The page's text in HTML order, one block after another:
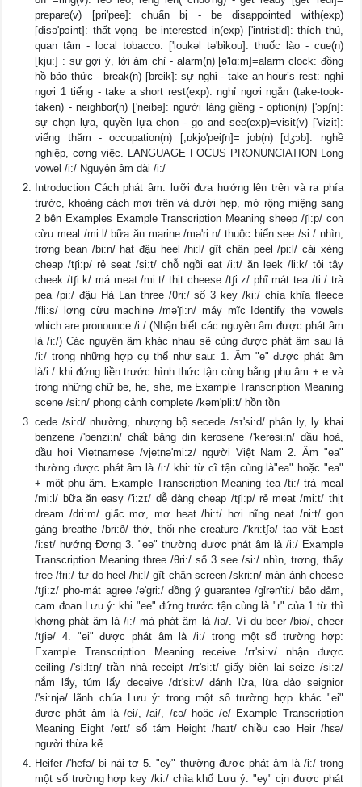
prepare(v) [pri'peə]: chuẩn bị - be disappointed with(exp)
[disə'pɔint]: thất vọng -be interested in(exp) ['intristid]: thích thú,
quan tâm - local tobacco: ['loukəl tə'bỉkou]: thuốc lào - cue(n)
[kju:] : sự gợi ý, lời ám chỉ - alarm(n) [ə'lɑ:m]=alarm clock: đồng
hồ báo thức - break(n) [breik]: sự nghỉ - take an hour’s rest: nghỉ
ngơi 1 tiếng - take a short rest(exp): nghỉ ngơi ngắn (take-took-
taken) - neighbor(n) ['neibə]: người láng giềng - option(n) ['ɔp∫n]:
sự chọn lựa, quyền lựa chọn - go and see(exp)=visit(v) ['vizit]:
viếng thăm - occupation(n) [,ɒkjʊ'pei∫n]= job(n) [dʒɔb]: nghề
nghiệp, cơng việc. LANGUAGE FOCUS PRONUNCIATION Long
vowel /i:/ Nguyên âm dài /i:/
Introduction Cách phát âm: lưỡi đưa hướng lên trên và ra phía
trước, khoảng cách mơi trên và dưới hẹp, mở rộng miệng sang
2 bên Examples Example Transcription Meaning sheep /∫i:p/ con
cừu meal /mi:l/ bữa ăn marine /mə'ri:n/ thuộc biển see /si:/ nhìn,
trơng bean /bi:n/ hạt đậu heel /hi:l/ gĩt chân peel /pi:l/ cái xẻng
cheap /t∫i:p/ rẻ seat /si:t/ chỗ ngồi eat /i:t/ ăn leek /li:k/ tỏi tây
cheek /t∫i:k/ má meat /mi:t/ thịt cheese /t∫i:z/ phĩ mát tea /ti:/ trà
pea /pi:/ đậu Hà Lan three /θri:/ số 3 key /ki:/ chìa khĩa fleece
/fli:s/ lơng cừu machine /mə'∫i:n/ máy mĩc Identify the vowels
which are pronounce /i:/ (Nhận biết các nguyên âm được phát âm
là /i:/) Các nguyên âm khác nhau sẽ cùng được phát âm sau là
/i:/ trong những hợp cụ thể như sau: 1. Âm "e" được phát âm
là/i:/ khi đứng liền trước hình thức tận cùng bằng phụ âm + e và
trong những chữ be, he, she, me Example Transcription Meaning
scene /si:n/ phong cảnh complete /kəm'pli:t/ hồn tồn
cede /si:d/ nhường, nhượng bộ secede /sɪ'si:d/ phân ly, ly khai
benzene /'benzi:n/ chất băng din kerosene /'kerəsi:n/ dầu hoả,
dầu hơi Vietnamese /vjetnə'mi:z/ người Việt Nam 2. Âm "ea"
thường được phát âm là /i:/ khi: từ cĩ tận cùng là"ea" hoặc "ea"
+ một phụ âm. Example Transcription Meaning tea /ti:/ trà meal
/mi:l/ bữa ăn easy /'i:zɪ/ dễ dàng cheap /t∫i:p/ rẻ meat /mi:t/ thịt
dream /dri:m/ giấc mơ, mơ heat /hi:t/ hơi nĩng neat /ni:t/ gọn
gàng breathe /bri:ð/ thở, thổi nhẹ creature /'kri:t∫ə/ tạo vật East
/i:st/ hướng Đơng 3. "ee" thường được phát âm là /i:/ Example
Transcription Meaning three /θri:/ số 3 see /si:/ nhìn, trơng, thấy
free /fri:/ tự do heel /hi:l/ gĩt chân screen /skri:n/ màn ảnh cheese
/t∫i:z/ pho-mát agree /ə'gri:/ đồng ý guarantee /gỉrən'ti:/ bảo đảm,
cam đoan Lưu ý: khi "ee" đứng trước tận cùng là "r" của 1 từ thì
khơng phát âm là /i:/ mà phát âm là /iə/. Ví dụ beer /biə/, cheer
/t∫iə/ 4. "ei" được phát âm là /i:/ trong một số trường hợp:
Example Transcription Meaning receive /rɪ'si:v/ nhận được
ceiling /'si:lɪŋ/ trần nhà receipt /rɪ'si:t/ giấy biên lai seize /si:z/
nắm lấy, túm lấy deceive /dɪ'si:v/ đánh lừa, lừa đảo seignior
/'si:njə/ lãnh chúa Lưu ý: trong một số trường hợp khác "ei"
được phát âm là /ei/, /ai/, /εə/ hoặc /e/ Example Transcription
Meaning Eight /eɪt/ số tám Height /haɪt/ chiều cao Heir /hεə/
người thừa kế
Heifer /'hefə/ bị nái tơ 5. "ey" thường được phát âm là /i:/ trong
một số trường hợp key /ki:/ chìa khố Lưu ý: "ey" cịn được phát